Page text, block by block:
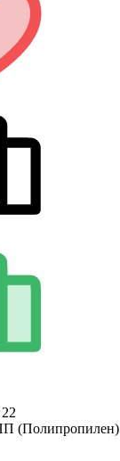
22
(Полипропилен)